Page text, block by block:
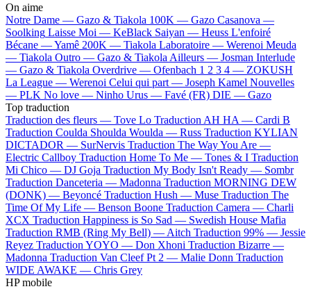
On aime
Notre Dame — Gazo & Tiakola 100K — Gazo Casanova —
Soolking Laisse Moi — KeBlack Saiyan — Heuss L'enfoiré
Bécane —Yamê 200K — Tiakola Laboratoire — Werenoi Meuda
— Tiakola Outro — Gazo & Tiakola Ailleurs — Josman Interlude
— Gazo & Tiakola Overdrive — Ofenbach 1 2 3 4 — ZOKUSH
La League — Werenoi Celui qui part — Joseph Kamel Nouvelles
— PLK No love — Ninho Urus — Favé (FR) DIE — Gazo
Top traduction
Traduction des fleurs — Tove Lo Traduction AH HA — Cardi B
Traduction Coulda Shoulda Woulda — Russ Traduction KYLIAN
DICTADOR — SurNervis Traduction The Way You Are —
Electric Callboy Traduction Home To Me — Tones & I Traduction
Mi Chico — DJ Goja Traduction My Body Isn't Ready — Sombr
Traduction Danceteria — Madonna Traduction MORNING DEW
(DONK) — Beyoncé Traduction Hush — Muse Traduction The
Time Of My Life — Benson Boone Traduction Camera — Charli
XCX Traduction Happiness is So Sad — Swedish House Mafia
Traduction RMB (Ring My Bell) — Aitch Traduction 99% — Jessie
Reyez Traduction YOYO — Don Xhoni Traduction Bizarre —
Madonna Traduction Van Cleef Pt 2 — Malie Donn Traduction
WIDE AWAKE — Chris Grey
HP mobile